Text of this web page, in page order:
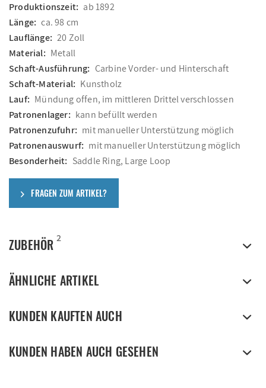
Produktionszeit: ab 1892
Länge: ca. 98 cm
Lauflänge: 20 Zoll
Material: Metall
Schaft-Ausführung: Carbine Vorder- und Hinterschaft
Schaft-Material: Kunstholz
Lauf: Mündung offen, im mittleren Drittel verschlossen
Patronenlager: kann befüllt werden
Patronenzufuhr: mit manueller Unterstützung möglich
Patronenauswurf: mit manueller Unterstützung möglich
Besonderheit: Saddle Ring, Large Loop
FRAGEN ZUM ARTIKEL?
ZUBEHÖR 2
ÄHNLICHE ARTIKEL
KUNDEN KAUFTEN AUCH
KUNDEN HABEN AUCH GESEHEN